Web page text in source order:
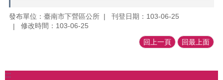
發布單位：臺南市下營區公所
刊登日期：103-06-25
修改時間：103-06-25
回上一頁 回最上面
:::